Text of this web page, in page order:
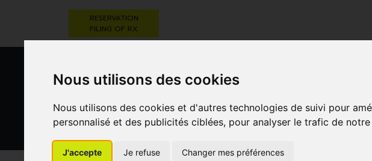
Nous utilisons des cookies
Nous utilisons des cookies et d'autres technologies de suivi pour
personnalisé et des publicités ciblées, pour analyser le trafic de
J'accepte Je refuse Changer mes préférences
RESERVATION
FILING OF RX
HEALTHCARE
AND HYGIENE
VITAMINS AND
AND